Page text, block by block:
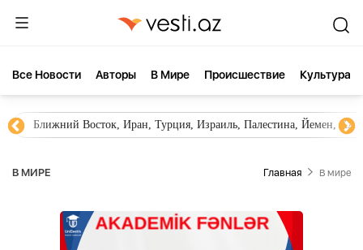
Все Новости Aвторы В Мире Происшествие Культура
Ближний Восток, Иран, Турция, Израиль, Палестина, Йемен,
В МИРЕ Главная В мире